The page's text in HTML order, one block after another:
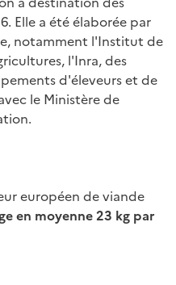
Elle a été élaborée par
notamment l'Institut de
l'Inra, des
d'éleveurs et de
le Ministère de
européen de viande
en moyenne 23 kg par